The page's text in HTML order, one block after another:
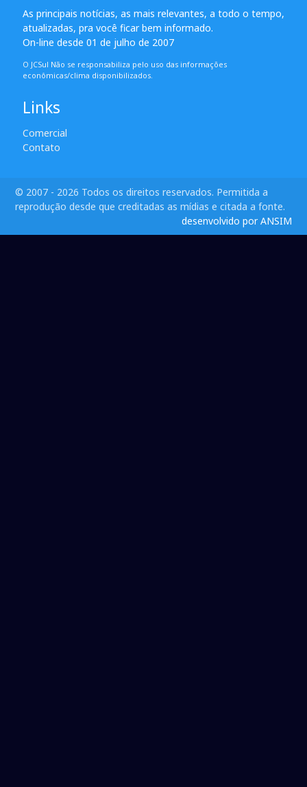
As principais notícias, as mais relevantes, a todo o tempo,
atualizadas, pra você ficar bem informado.
On-line desde 01 de julho de 2007
O JCSul Não se responsabiliza pelo uso das informações
econômicas/clima disponibilizados.
Links
Comercial
Contato
© 2007 - 2026 Todos os direitos reservados. Permitida a
reprodução desde que creditadas as mídias e citada a fonte.
desenvolvido por ANSIM